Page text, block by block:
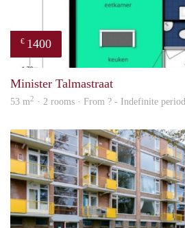
€ 1400
Minister Talmastraat
53 m2 · 2 rooms · From ? - Indefinite period